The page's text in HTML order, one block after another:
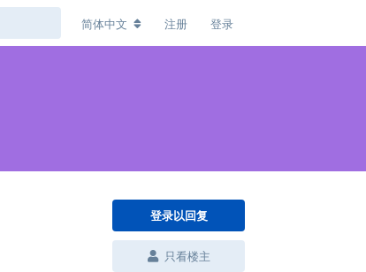
简体中文 注册 登录
登录以回复
只看楼主